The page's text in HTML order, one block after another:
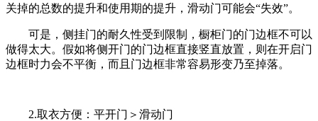
关掉的总数的提升和使用期的提升，滑动门可能会“失效”。
可是，侧挂门的耐久性受到限制，橱柜门的门边框不可以
做得太大。假如将侧开门的门边框直接竖直放置，则在开启门
边框时力会不平衡，而且门边框非常容易形变乃至掉落。
2.取衣方便：平开门＞滑动门